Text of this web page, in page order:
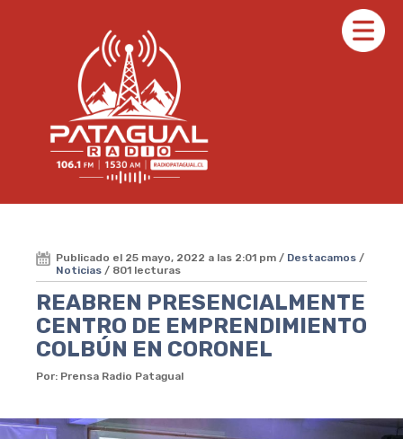
Publicado el 25 mayo, 2022 a las 2:01 pm / Destacamos /
Noticias / 801 lecturas
REABREN PRESENCIALMENTE
CENTRO DE EMPRENDIMIENTO
COLBÚN EN CORONEL
Por: Prensa Radio Patagual